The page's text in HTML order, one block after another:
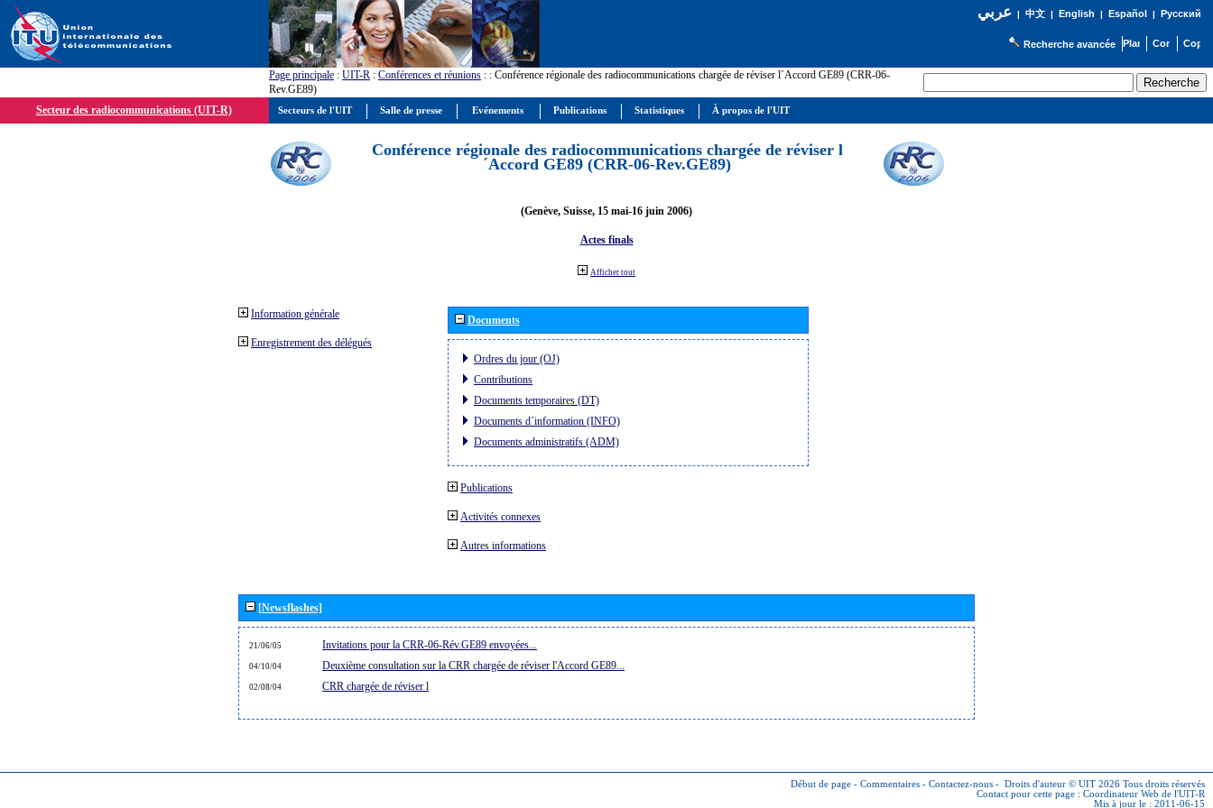
عربي| 中文| English | Español | Русский
Recherche avancée
Page principale : UIT-R : Conférences et réunions : : Conférence régionale des radiocommunications chargée de réviser l´Accord GE89 (CRR-06-
Rev.GE89)
Secteur des radiocommunications (UIT-R)
Conférence régionale des radiocommunications chargée de réviser l
´Accord GE89 (CRR-06-Rev.GE89)
(Genève, Suisse, 15 mai-16 juin 2006)
Actes finals
Afficher tout
Information générale
Enregistrement des délégués
Documents
Ordres du jour (OJ)
Contributions
Documents temporaires (DT)
Documents d´information (INFO)
Documents administratifs (ADM)
Publications
Activités connexes
Autres informations
[Newsflashes]
21/06/05 Invitations pour la CRR-06-Rév.GE89 envoyées...
04/10/04 Deuxième consultation sur la CRR chargée de réviser l'Accord GE89...
02/08/04 CRR chargée de réviser l
Début de page - Commentaires - Contactez-nous - Droits d'auteur © UIT 2026 Tous droits réservés
Contact pour cette page : Coordinateur Web de l'UIT-R
Mis à jour le : 2011-06-15
Secteurs de l'UIT Salle de presse Evénements Publications Statistiques À propos de l'UIT